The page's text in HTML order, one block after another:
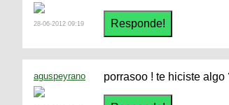
28-06-2012 09:19
aguspeyrano porrasoo ! te hiciste